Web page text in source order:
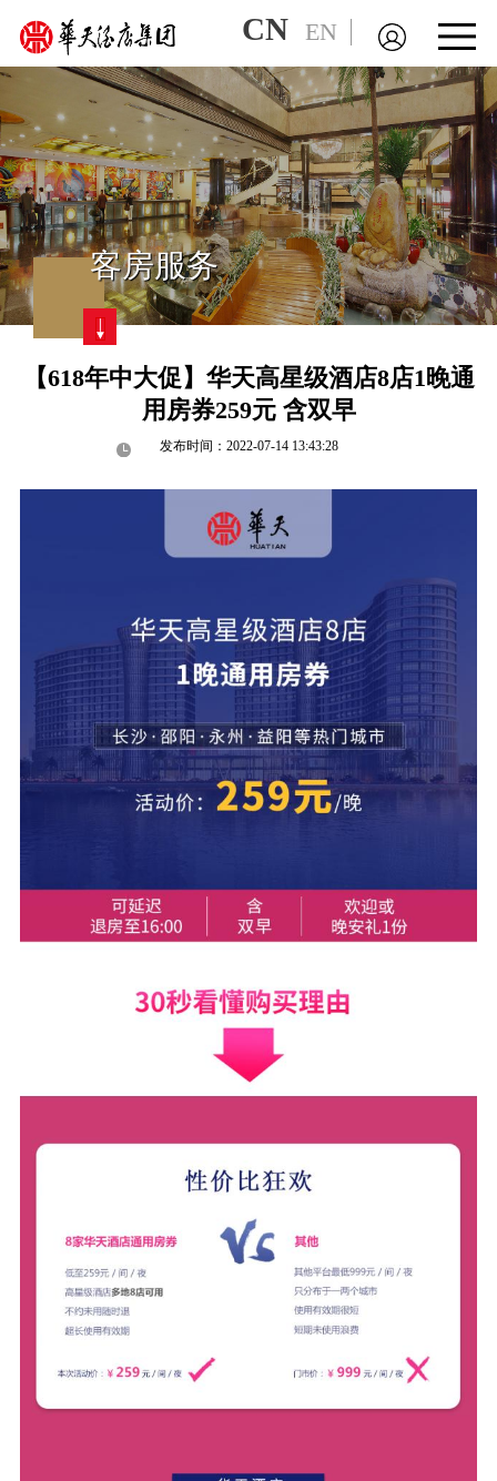
CN EN
客房服务
【618年中大促】华天高星级酒店8店1晚通
用房券259元 含双早
发布时间：2022-07-14 13:43:28